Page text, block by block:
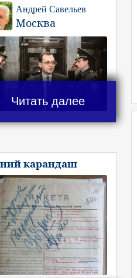
Андрей Савельев
Москва
Читать далее
карандаш